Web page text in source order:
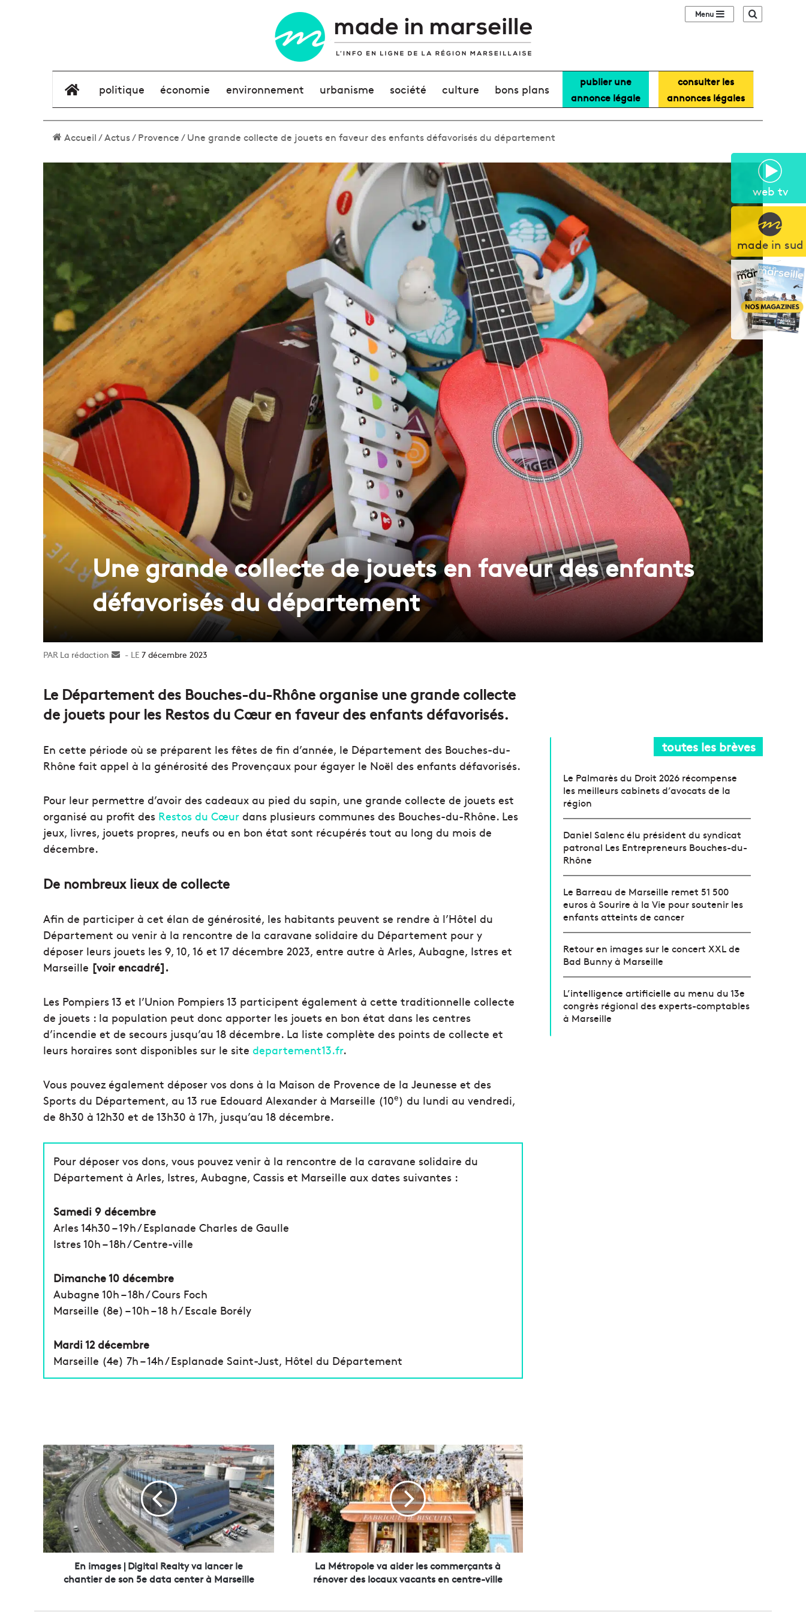
web tv
made in sud
Sidebar (barre
élément de menu
politique économie environnement urbanisme société culture bons plans
publier une
annonce légale
consulter les
annonces légales
Accueil/Actus/Provence/Une grande collecte de jouets en faveur des enfants défavorisés du département
Une grande collecte de jouets en faveur des enfants
défavorisés du département
La rédaction
Envoyer7 décembre 2023
Le Département des Bouches-du-Rhône organise une grande collecte
de jouets pour les Restos du Cœur en faveur des enfants défavorisés.
En cette période où se préparent les fêtes de fin d’année, le Département des Bouches-du-
Rhône fait appel à la générosité des Provençaux pour égayer le Noël des enfants défavorisés.
Pour leur permettre d’avoir des cadeaux au pied du sapin, une grande collecte de jouets est
organisé au profit des Restos du Cœur dans plusieurs communes des Bouches-du-Rhône. Les
jeux, livres, jouets propres, neufs ou en bon état sont récupérés tout au long du mois de
décembre.
De nombreux lieux de collecte
Afin de participer à cet élan de générosité, les habitants peuvent se rendre à l’Hôtel du
Département ou venir à la rencontre de la caravane solidaire du Département pour y
déposer leurs jouets les 9, 10, 16 et 17 décembre 2023, entre autre à Arles, Aubagne, Istres et
Marseille [voir encadré].
Les Pompiers 13 et l’Union Pompiers 13 participent également à cette traditionnelle collecte
de jouets : la population peut donc apporter les jouets en bon état dans les centres
d’incendie et de secours jusqu’au 18 décembre. La liste complète des points de collecte et
leurs horaires sont disponibles sur le site departement13.fr.
Vous pouvez également déposer vos dons à la Maison de Provence de la Jeunesse et des
Sports du Département, au 13 rue Edouard Alexander à Marseille (10e) du lundi au vendredi,
de 8h30 à 12h30 et de 13h30 à 17h, jusqu’au 18 décembre.
Pour déposer vos dons, vous pouvez venir à la rencontre de la caravane solidaire du
Département à Arles, Istres, Aubagne, Cassis et Marseille aux dates suivantes :
Samedi 9 décembre
Arles 14h30 – 19h / Esplanade Charles de Gaulle
Istres 10h – 18h / Centre-ville
Dimanche 10 décembre
Aubagne 10h – 18h / Cours Foch
Marseille (8e) – 10h – 18 h / Escale Borély
Mardi 12 décembre
Marseille (4e) 7h – 14h / Esplanade Saint-Just, Hôtel du Département
E
n
i
m
a
g
e
s
|
En images | Digital Realty va lancer le
chantier de son 5e data center à Marseille
L
a
M
é
t
r
o
p
o
La Métropole va aider les commerçants à
rénover des locaux vacants en centre-ville
toutes les brèves
Le Palmarès du Droit 2026 récompense
les meilleurs cabinets d’avocats de la
région
Daniel Salenc élu président du syndicat
patronal Les Entrepreneurs Bouches-du-
Rhône
Le Barreau de Marseille remet 51 500
euros à Sourire à la Vie pour soutenir les
enfants atteints de cancer
Retour en images sur le concert XXL de
Bad Bunny à Marseille
L’intelligence artificielle au menu du 13e
congrès régional des experts-comptables
à Marseille